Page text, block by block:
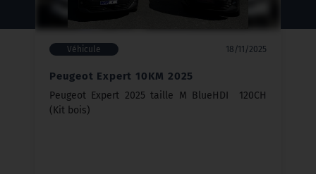
Véhicule 18/11/2025
Peugeot Expert 10KM 2025
Peugeot Expert 2025 taille M BlueHDI 120CH
(Kit bois)